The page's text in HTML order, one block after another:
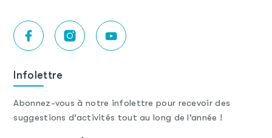
Infolettre
Abonnez-vous à notre infolettre pour recevoir des
suggestions d’activités tout au long de l’année !